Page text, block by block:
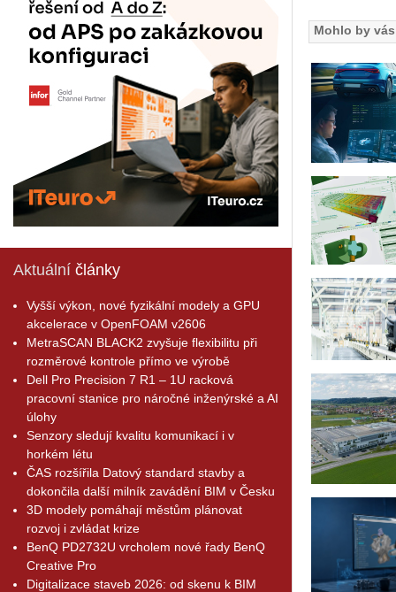
Aktuální články
Vyšší výkon, nové fyzikální modely a GPU
akcelerace v OpenFOAM v2606
MetraSCAN BLACK2 zvyšuje flexibilitu při
rozměrové kontrole přímo ve výrobě
Dell Pro Precision 7 R1 – 1U racková
pracovní stanice pro náročné inženýrské a AI
úlohy
Senzory sledují kvalitu komunikací i v
horkém létu
ČAS rozšířila Datový standard stavby a
dokončila další milník zavádění BIM v Česku
3D modely pomáhají městům plánovat
rozvoj i zvládat krize
BenQ PD2732U vrcholem nové řady BenQ
Creative Pro
Digitalizace staveb 2026: od skenu k BIM
Mohlo by